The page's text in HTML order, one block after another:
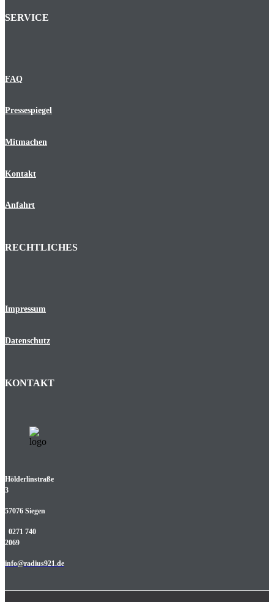
SERVICE
FAQ
Pressespiegel
Mitmachen
Kontakt
Anfahrt
RECHTLICHES
Impressum
Datenschutz
KONTAKT
Hölderlinstraße
3
57076 Siegen
0271 740
2069
info@radius921.de